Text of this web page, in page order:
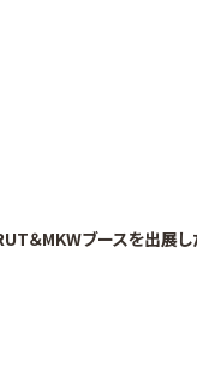
＆MKWブースを出展